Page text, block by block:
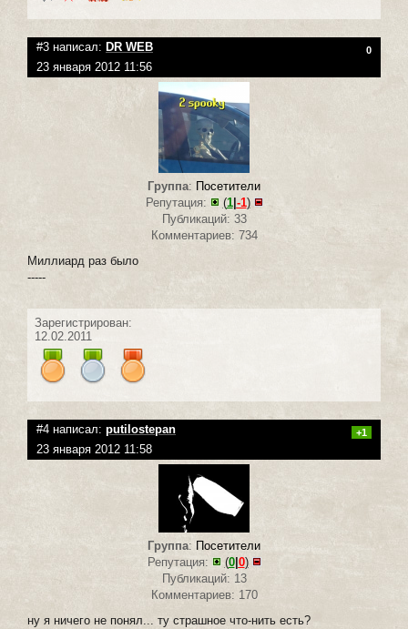
#3 написал: DR WEB 0
23 января 2012 11:56
Группа: Посетители
Репутация:
(1| -1)
Публикаций: 33
Комментариев: 734
Миллиард раз было
-----
Зарегистрирован:
12.02.2011
#4 написал: putilostepan +1
23 января 2012 11:58
Группа: Посетители
Репутация:
(0| 0)
Публикаций: 13
Комментариев: 170
ну я ничего не понял... ту страшное что-нить есть?